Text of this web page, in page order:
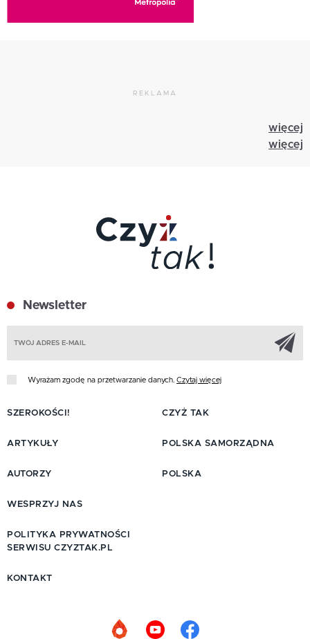
REKLAMA
więcej
więcej
Newsletter
Wyrażam zgodę na przetwarzanie danych. Czytaj więcej
SZEROKOŚCI!
ARTYKUŁY
AUTORZY
CZYŻ TAK
POLSKA SAMORZĄDNA
POLSKA
WESPRZYJ NAS
POLITYKA PRYWATNOŚCI
SERWISU CZYZTAK.PL
KONTAKT